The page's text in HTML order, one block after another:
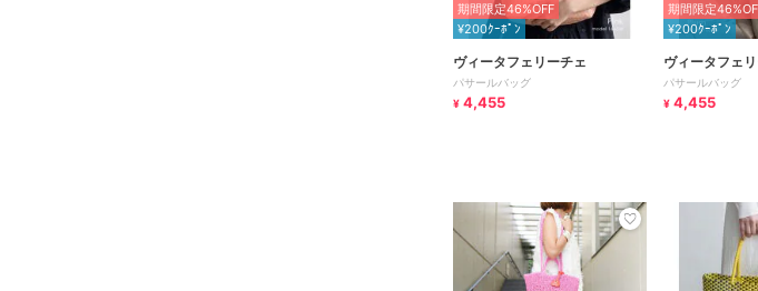
期間限定46%OFF
¥200ｸｰﾎﾟﾝ
ヴィータフェリーチェ
パサールバッグ
¥ 4,455
期間限定
¥200ｸｰﾎﾟﾝ
ヴィータフェ
パサールバッグ
¥ 4,455